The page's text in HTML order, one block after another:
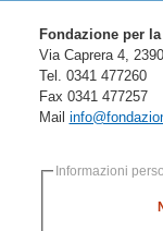
Fondazione per
Via Caprera 4,
Tel. 0341 477260
Fax 0341 477257
Mail
Informazioni